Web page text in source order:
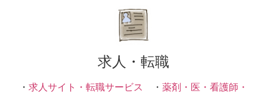
求人・転職
・ 求人サイト・転職サービス ・ 薬剤・医・看護師・